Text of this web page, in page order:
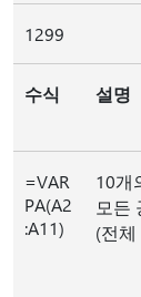
1299
수식 설명
=VAR
PA(A2
:A11)
10개
모든
(전